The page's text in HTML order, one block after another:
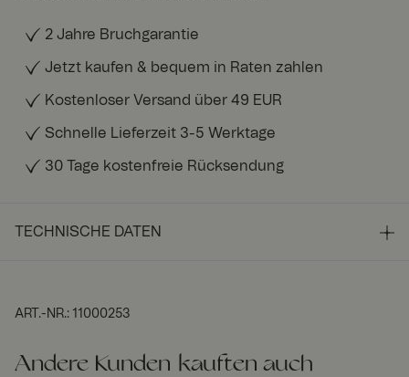
2 Jahre Bruchgarantie
Jetzt kaufen & bequem in Raten zahlen
Kostenloser Versand über 49 EUR
Schnelle Lieferzeit 3-5 Werktage
30 Tage kostenfreie Rücksendung
TECHNISCHE DATEN
ART.-NR.: 11000253
Andere Kunden kauften auch